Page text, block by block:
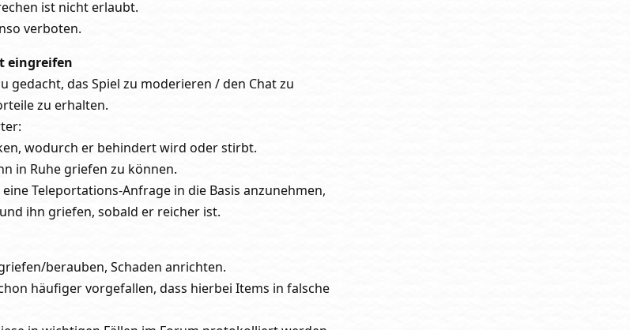
ist nicht erlaubt.
verboten.
eingreifen
gedacht, das Spiel zu moderieren / den Chat zu
zu erhalten.
wodurch er behindert wird oder stirbt.
in Ruhe griefen zu können.
Teleportations-Anfrage in die Basis anzunehmen,
ihn griefen, sobald er reicher ist.
berauben, Schaden anrichten.
häufiger vorgefallen, dass hierbei Items in falsche